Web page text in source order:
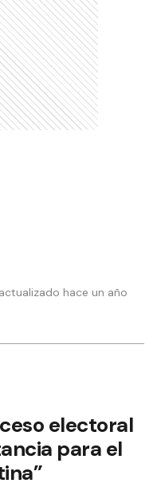
hace un año
electoral
para el